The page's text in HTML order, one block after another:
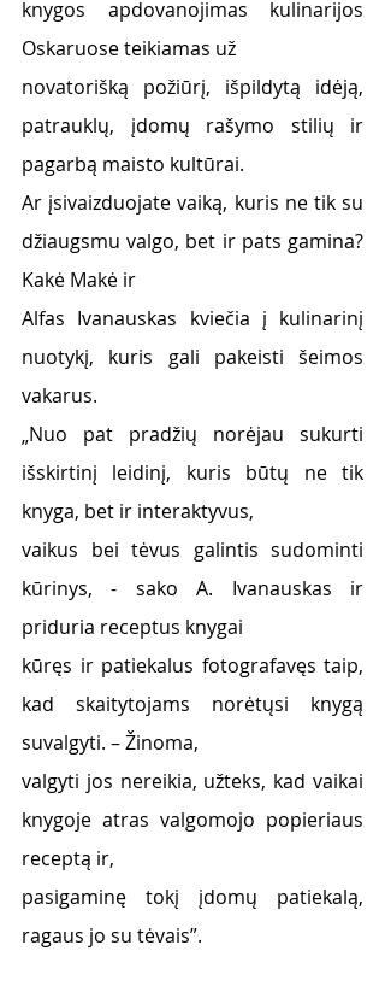
knygos apdovanojimas kulinarijos
Oskaruose teikiamas už
novatorišką požiūrį, išpildytą idėją,
patrauklų, įdomų rašymo stilių ir
pagarbą maisto kultūrai.
Ar įsivaizduojate vaiką, kuris ne tik su
džiaugsmu valgo, bet ir pats gamina?
Kakė Makė ir
Alfas Ivanauskas kviečia į kulinarinį
nuotykį, kuris gali pakeisti šeimos
vakarus.
„Nuo pat pradžių norėjau sukurti
išskirtinį leidinį, kuris būtų ne tik
knyga, bet ir interaktyvus,
vaikus bei tėvus galintis sudominti
kūrinys, - sako A. Ivanauskas ir
priduria receptus knygai
kūręs ir patiekalus fotografavęs taip,
kad skaitytojams norėtųsi knygą
suvalgyti. – Žinoma,
valgyti jos nereikia, užteks, kad vaikai
knygoje atras valgomojo popieriaus
receptą ir,
pasigaminę tokį įdomų patiekalą,
ragaus jo su tėvais”.